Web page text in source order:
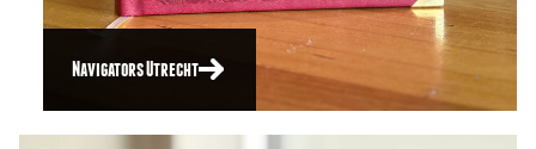
Navigators Utrecht